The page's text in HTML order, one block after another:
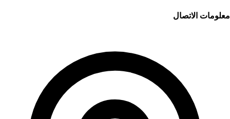
معلومات الاتصال